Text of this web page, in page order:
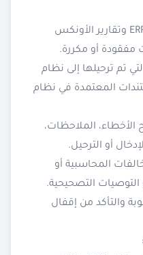
إجراء مطابقة يومية بين تقارير ERP وتقارير الأونكس
مفقودة أو مكررة.
تم ترحيلها إلى نظام
المعتمدة في نظام
الأخطاء، الملاحظات،
أو الترحيل.
المحاسبية أو
التوصيات التصحيحية.
والتأكد من إقفال